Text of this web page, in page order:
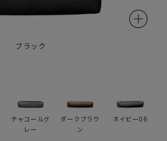
ブラック
チャコールグ
レー
ダークブラウ
ン
ネイビー06